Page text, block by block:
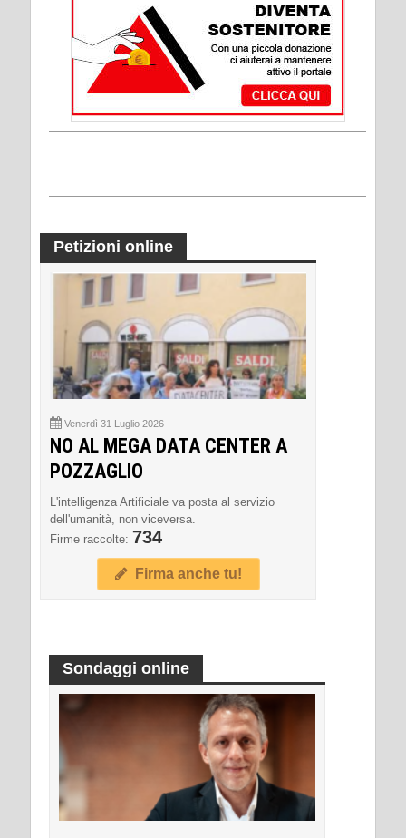
Petizioni online
Venerdì 31 Luglio 2026
NO AL MEGA DATA CENTER A
POZZAGLIO
L'intelligenza Artificiale va posta al servizio
dell'umanità, non viceversa.
Firme raccolte: 734
Firma anche tu!
Sondaggi online